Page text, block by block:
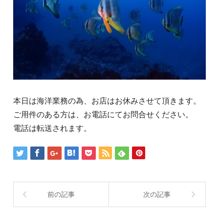
本日は海洋業務の為、お店はお休みさせて頂きます。
ご用件のある方は、お電話にてお問合せください。
電話は転送されます。
前の記事 次の記事